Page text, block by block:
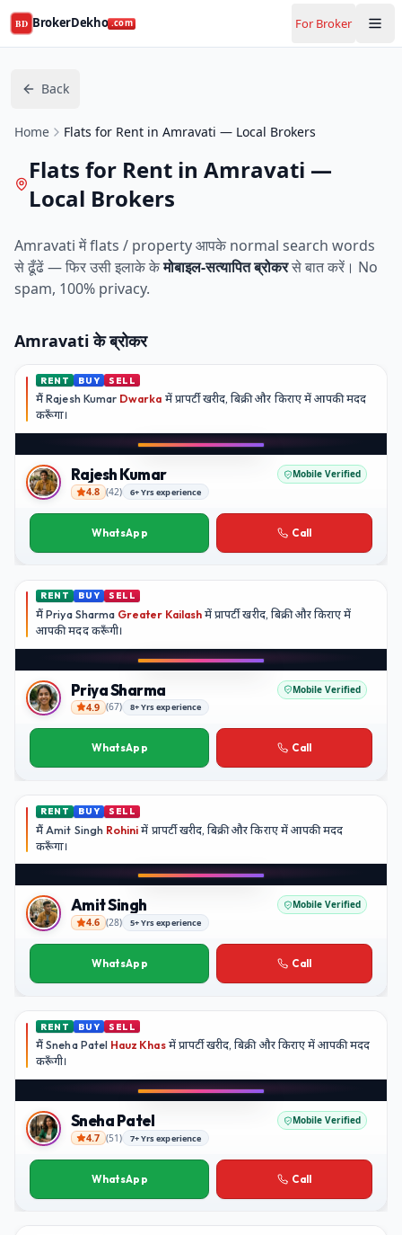
BD BrokerDekho .com For Broker
Back
Home Flats for Rent in Amravati — Local Brokers
Flats for Rent in Amravati —
Local Brokers
Amravati में flats / property आपके normal search words
से ढूँढें — फिर उसी इलाके केमोबाइल-सत्यापित ब्रोकरसे बात करें। No
spam, 100% privacy.
Amravatiके ब्रोकर
RENT BUY SELL
मैंRajesh Kumar Dwarka में प्रापर्टी खरीद, बिक्री और किराए में आपकी मदद
करूँगा।
Rajesh Kumar
Rajesh Kumar Mobile Verified
4.8 (42) 6+ Yrs experience
WhatsApp Call
RENT BUY SELL
मैंPriya Sharma Greater Kailash में प्रापर्टी खरीद, बिक्री और किराए में
आपकी मदद करूँगी।
Priya Sharma
Priya Sharma Mobile Verified
4.9 (67) 8+ Yrs experience
WhatsApp Call
RENT BUY SELL
मैंAmit Singh Rohini में प्रापर्टी खरीद, बिक्री और किराए में आपकी मदद
करूँगा।
Amit Singh
Amit Singh Mobile Verified
4.6 (28) 5+ Yrs experience
WhatsApp Call
RENT BUY SELL
मैंSneha Patel Hauz Khasमें प्रापर्टी खरीद, बिक्री और किराए में आपकी मदद
करूँगी।
Sneha Patel
Sneha Patel Mobile Verified
4.7 (51) 7+ Yrs experience
WhatsApp Call